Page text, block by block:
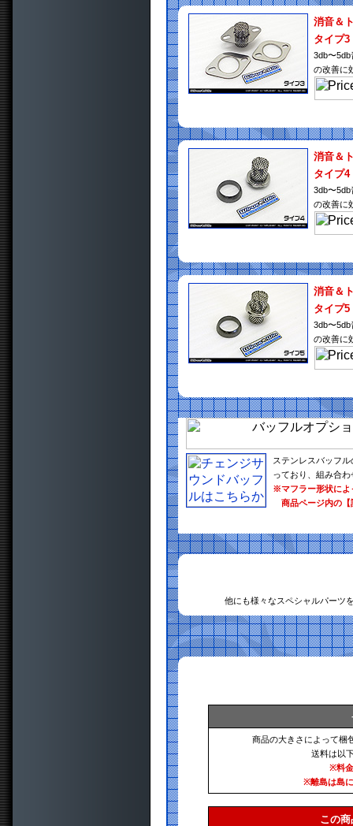
消音＆
タイプ3
3db〜
の改善に
消音＆
タイプ4
3db〜
の改善に
消音＆
タイプ5
3db〜
の改善に
ステンレスバッフ
っており、組み合
※マフラー形状によ
商品ページ内の【
他にも様々なスペシャルパーツ
商品の大きさによって梱
送料は以
※料
※離島は島
この